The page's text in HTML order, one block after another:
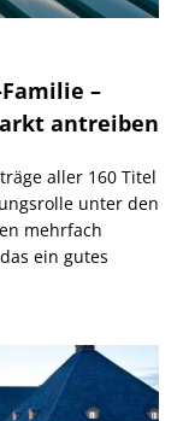
–
antreiben
aller 160 Titel
unter den
mehrfach
ein gutes